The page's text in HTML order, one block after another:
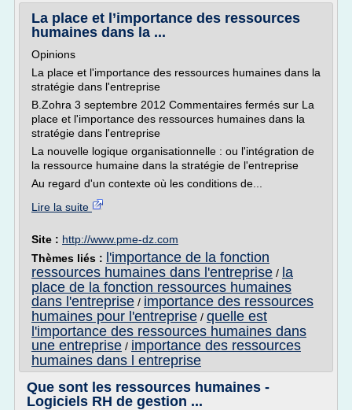
La place et l’importance des ressources
humaines dans la ...
Opinions
La place et l'importance des ressources humaines dans la
stratégie dans l'entreprise
B.Zohra 3 septembre 2012 Commentaires fermés sur La
place et l'importance des ressources humaines dans la
stratégie dans l'entreprise
La nouvelle logique organisationnelle : ou l'intégration de
la ressource humaine dans la stratégie de l'entreprise
Au regard d'un contexte où les conditions de...
Lire la suite
Site : http://www.pme-dz.com
Thèmes liés :
l'importance de la fonction
ressources humaines dans l'entreprise / la
place de la fonction ressources humaines
dans l'entreprise / importance des ressources
humaines pour l'entreprise / quelle est
l'importance des ressources humaines dans
une entreprise / importance des ressources
humaines dans l entreprise
Que sont les ressources humaines -
Logiciels RH de gestion ...